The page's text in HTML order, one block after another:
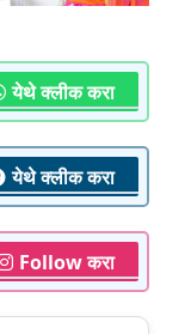
येथे क्लीक करा
येथे क्लीक करा
Follow करा